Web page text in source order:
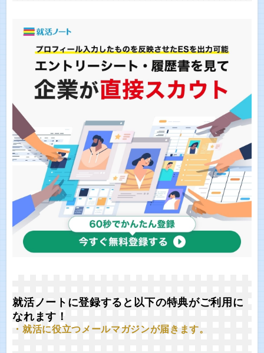
就活ノートに登録すると以下の特典がご利用に
なれます！
・就活に役立つメールマガジンが届きます。